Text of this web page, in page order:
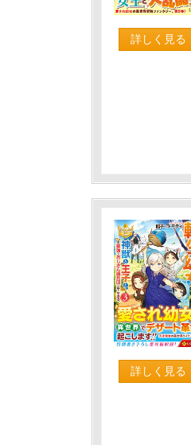
詳しく見る
詳しく見る